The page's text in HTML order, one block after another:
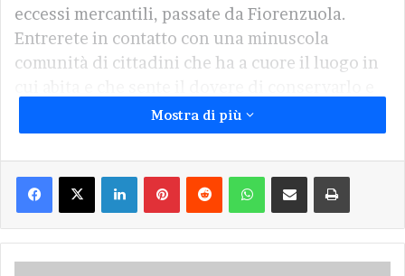
eccessi mercantili, passate da Fiorenzuola.
Entrerete in contatto con una minuscola
comunità di cittadini che ha a cuore il luogo in
valorizzarlo. Non solo offrono con il loro
volontariato servizi a chi li visita, ma
promuovono iniziative corali capaci di creare
senso di appartenenza, interesse e bellezza.
Come gli oltre cento presepi che ogni anno
allestiscono, con grande fantasia e senso
artistico, lungo le vie del paese. Riporto una
Mostra di più
Facebook
X LinkedInPinterestReddit WhatsApp
Condividi via Email Stampa